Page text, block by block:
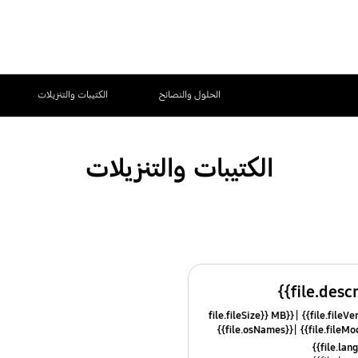
الحلول والنصائح الكتيبات والتنزيلات
الكتيبات والتنزيلات
{{file.fileSize}} MB
{{file.osNames}}